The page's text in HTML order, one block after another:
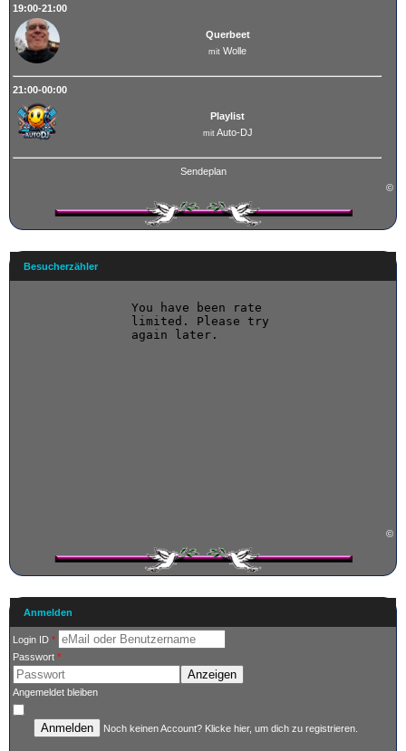
19:00-21:00
Querbeet
mit Wolle
21:00-00:00
Playlist
mitAuto-DJ
Sendeplan
©
Besucherzähler
©
Anmelden
Login ID *
Passwort *
Anzeigen
Angemeldet bleiben
Anmelden Noch keinen Account? Klicke hier, um dich zu registrieren.